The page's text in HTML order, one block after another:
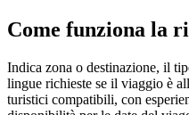
Come funziona la
Indica zona o destinazione, il
lingue richieste se il viaggio è
turistici compatibili, con